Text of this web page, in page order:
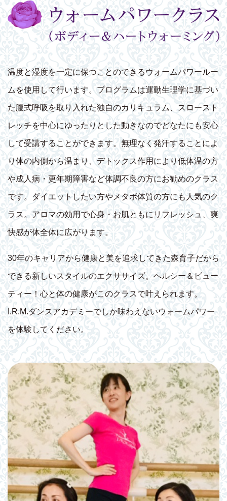
温度と湿度を一定に保つことのできるウォームパワールー
ムを使用して行います。プログラムは運動生理学に基づい
た腹式呼吸を取り入れた独自のカリキュラム、スロースト
レッチを中心にゆったりとした動きなのでどなたにも安心
して受講することができます。無理なく発汗することによ
り体の内側から温まり、デトックス作用により低体温の方
や成人病・更年期障害など体調不良の方にお勧めのクラス
です。ダイエットしたい方やメタボ体質の方にも人気のク
ラス。アロマの効用で心身・お肌ともにリフレッシュ、爽
快感が体全体に広がります。
30年のキャリアから健康と美を追求してきた森育子だから
できる新しいスタイルのエクササイズ。ヘルシー＆ビュー
ティー！心と体の健康がこのクラスで叶えられます。
I.R.M.ダンスアカデミーでしか味わえないウォームパワー
を体験してください。